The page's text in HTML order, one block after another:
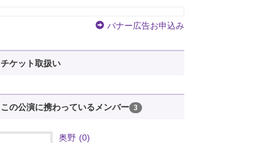
バナー広告お申込み
チケット取扱い
この公演に携わっているメンバー 3
奥野 (0)